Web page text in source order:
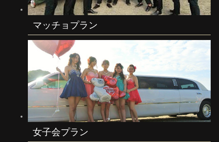
マッチョプラン
女子会プラン